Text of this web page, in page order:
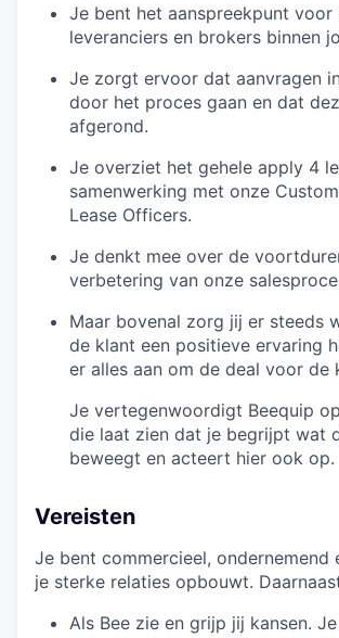
Je bent het aanspreekpunt voor
leveranciers en brokers binnen
Je zorgt ervoor dat aanvragen
door het proces gaan en dat
afgerond.
Je overziet het gehele apply 4
samenwerking met onze
Lease Officers.
Je denkt mee over de
verbetering van onze
Maar bovenal zorg jij er steeds
de klant een positieve ervaring
er alles aan om de deal voor de
Je vertegenwoordigt Beequip
die laat zien dat je begrijpt wat
beweegt en acteert hier ook op.
Vereisten
Je bent commercieel, ondernemend
je sterke relaties opbouwt.
Als Bee zie en grijp jij kansen.